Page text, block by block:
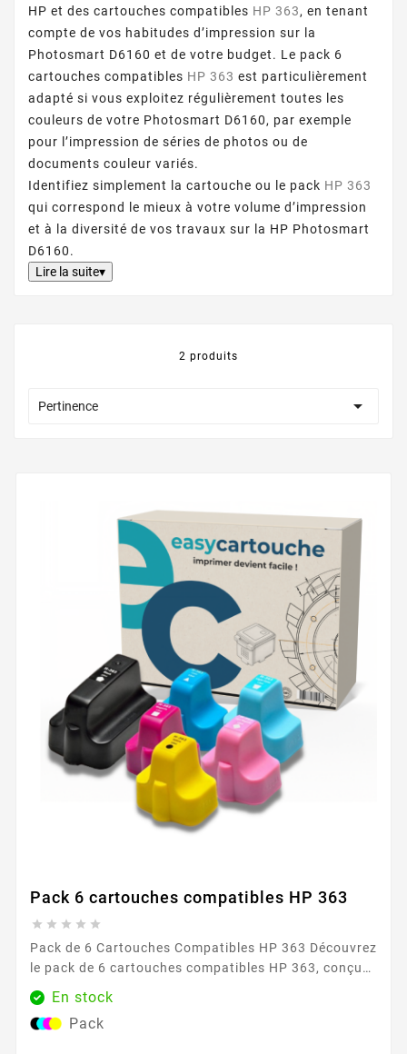
HP et des cartouches compatibles HP 363, en tenant
compte de vos habitudes d’impression sur la
Photosmart D6160 et de votre budget. Le pack 6
cartouches compatibles HP 363 est particulièrement
adapté si vous exploitez régulièrement toutes les
couleurs de votre Photosmart D6160, par exemple
pour l’impression de séries de photos ou de
documents couleur variés.
Identifiez simplement la cartouche ou le pack HP 363
qui correspond le mieux à votre volume d’impression
et à la diversité de vos travaux sur la HP Photosmart
D6160.
Lire la suite▾
2 produits
Pertinence 
Pack 6 cartouches compatibles HP 363
    
Pack de 6 Cartouches Compatibles HP 363 Découvrez
le pack de 6 cartouches compatibles HP 363, conçu
pour répondre à tous vos besoins d'impression avec
une qualité exceptionnelle. Ce pack inclut les
couleurs suivantes : cyan, magenta, jaune, cyan clair,
En stock
Pack